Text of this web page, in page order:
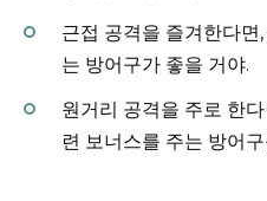
근접 공격을 즐겨한다면
는 방어구가 좋을 거야.
원거리 공격을 주로 한
련 보너스를 주는 방어